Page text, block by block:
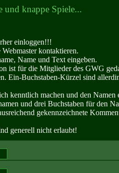
und knappe Spiele...
einloggen!!!
kontaktieren.
Name und Text eingeben.
ist für die Mitglieder des GWG
Ein-Buchstaben-Kürzel sind
kenntlich machen und den Namen
und drei Buchstaben für den
gekennzeichnete
generell nicht erlaubt!